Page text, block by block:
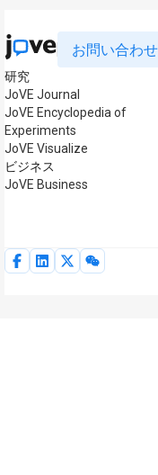
お問い合わせ
研究
JoVE Journal
JoVE Encyclopedia of
Experiments
JoVE Visualize
ビジネス
JoVE Business